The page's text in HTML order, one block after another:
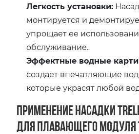
Легкость установки:
монтируется и
упрощает ее
обслуживание.
Эффектные водные
создает впечатляющие
которые украсят любой
Применение насадки
для плавающего модуля